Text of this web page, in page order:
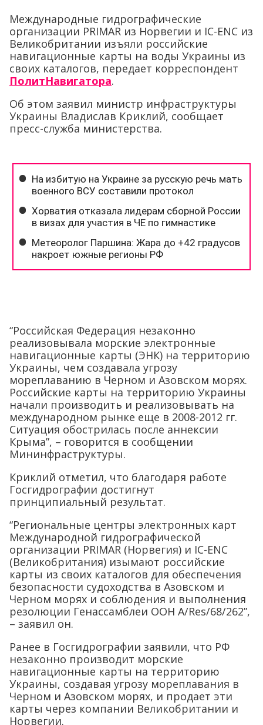
Международные гидрографические
организации PRIMAR из Норвегии и IC-ENC из
Великобритании изъяли российские
навигационные карты на воды Украины из
своих каталогов, передает корреспондент
ПолитНавигатора.
Об этом заявил министр инфраструктуры
Украины Владислав Криклий, сообщает
пресс-служба министерства.
“Российская Федерация незаконно
реализовывала морские электронные
навигационные карты (ЭНК) на территорию
Украины, чем создавала угрозу
мореплаванию в Черном и Азовском морях.
Российские карты на территорию Украины
начали производить и реализовывать на
международном рынке еще в 2008-2012 гг.
Ситуация обострилась после аннексии
Крыма”, – говорится в сообщении
Мининфраструктуры.
Криклий отметил, что благодаря работе
Госгидрографии достигнут
принципиальный результат.
“Региональные центры электронных карт
Международной гидрографической
организации PRIMAR (Норвегия) и IC-ENC
(Великобритания) изымают российские
карты из своих каталогов для обеспечения
безопасности судоходства в Азовском и
Черном морях и соблюдения и выполнения
резолюции Генассамблеи ООН А/Res/68/262”,
– заявил он.
Ранее в Госгидрографии заявили, что РФ
незаконно производит морские
навигационные карты на территорию
Украины, создавая угрозу мореплавания в
Черном и Азовском морях, и продает эти
карты через компании Великобритании и
Норвегии.